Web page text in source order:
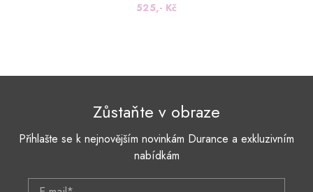
525,- Kč
Zůstaňte v obraze
Přihlašte se k nejnovějším novinkám Durance a exkluzivním
nabídkám